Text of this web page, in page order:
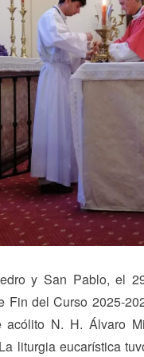
y San Pablo, el
Fin del Curso 2025-
acólito N. H. Álvaro
liturgia eucarística